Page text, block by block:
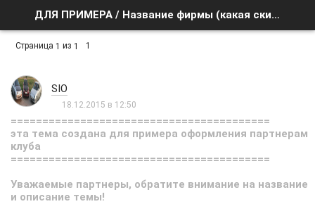
ДЛЯ ПРИМЕРА / Название фирмы (какая скидка в %) - Список форумов
Страница 1 из 1 1
SIO
18.12.2015 в 12:50
=========================================
эта тема создана для примера оформления партнерам
клуба
=========================================
Уважаемые партнеры, обратите внимание на название
и описание темы!